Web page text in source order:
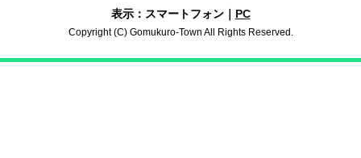
表示：スマートフォン｜ PC
Copyright (C) Gomukuro-Town All Rights Reserved.